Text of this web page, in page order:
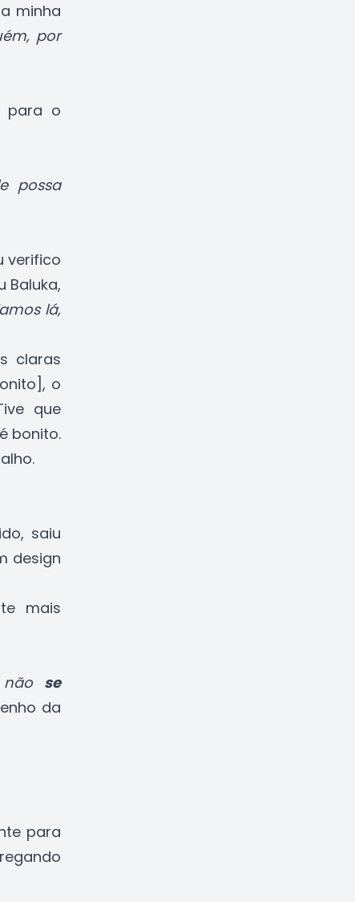
minha
por
para o
possa
verifico
Baluka,
lá,
claras
o
que
bonito.
saiu
design
mais
se
da
para